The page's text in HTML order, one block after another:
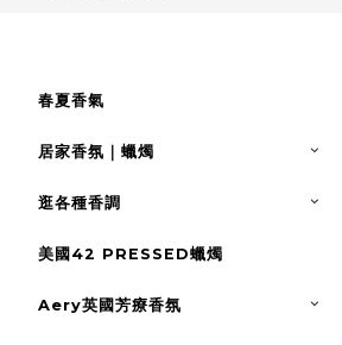
春夏香氣
居家香氛｜蠟燭
逛各種香調
美國42 PRESSED蠟燭
Aery英國芳療香氛